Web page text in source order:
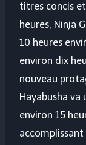
titres concis
heures, Ninja
10 heures
environ dix
nouveau
Hayabusha va
environ 15